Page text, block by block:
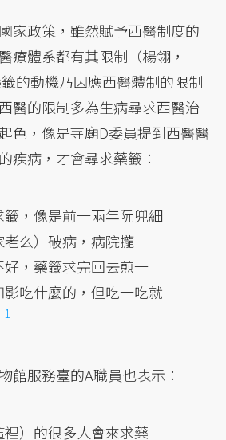
家政策，雖然賦予西醫制度的
療體系都有其限制（楊翎，
的動機乃因應西醫體制的限制
醫的限制多為生病尋求西醫治
色，像是寺廟D委員提到西醫醫
疾病，才會尋求藥籤：
，像是前一兩年阮兜細
老么）破病，病院攏
好，藥籤求完回去煎一
吃什麼的，但吃一吃就
1
館服務臺的A職員也表示：
）的很多人會來求藥